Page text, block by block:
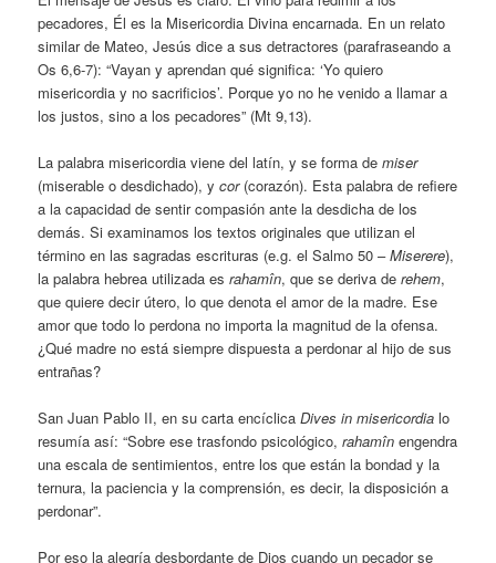
pecadores, Él es la Misericordia Divina encarnada. En un relato
similar de Mateo, Jesús dice a sus detractores (parafraseando a
Os 6,6-7): “Vayan y aprendan qué significa: ‘Yo quiero
misericordia y no sacrificios’. Porque yo no he venido a llamar a
los justos, sino a los pecadores” (Mt 9,13).
La palabra misericordia viene del latín, y se forma demiser
(miserable o desdichado), ycor(corazón). Esta palabra de refiere
a la capacidad de sentir compasión ante la desdicha de los
demás. Si examinamos los textos originales que utilizan el
término en las sagradas escrituras (e.g. el Salmo 50 –Miserere),
la palabra hebrea utilizada esrahamîn, que se deriva derehem,
que quiere decir útero, lo que denota el amor de la madre. Ese
amor que todo lo perdona no importa la magnitud de la ofensa.
¿Qué madre no está siempre dispuesta a perdonar al hijo de sus
entrañas?
San Juan Pablo II, en su carta encíclicaDives in misericordia lo
resumía así: “Sobre ese trasfondo psicológico,rahamîn engendra
una escala de sentimientos, entre los que están la bondad y la
ternura, la paciencia y la comprensión, es decir, la disposición a
perdonar”.
Por eso la alegría desbordante de Dios cuando un pecador se